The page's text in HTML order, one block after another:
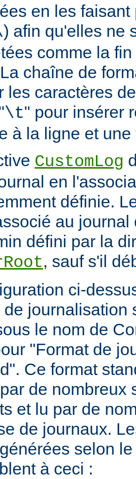
en les
) afin qu'elles ne
comme la
chaîne de
les caractères
\t" pour insérer
à la ligne et
CustomLog
en
définie.
au journal
défini par la
, sauf s'il
ci-
de journalisation
le nom de
"Format de
Ce format
de nombreux
et lu par de
de journaux.
selon
à ceci :